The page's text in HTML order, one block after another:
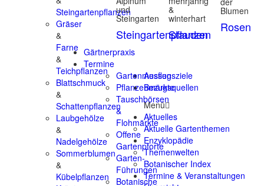
Steingartenpflanzen
Gräser
&
Farne
&
Teichpflanzen
Blattschmuck
&
Schattenpflanzen
Laubgehölze
&
Nadelgehölze
Sommerblumen
&
Kübelpflanzen
und
Steingarten
Steingartenpflanzen
&
winterhart
Stauden
Blumen
Rosen
Gärtnerpraxis
Termine
Gartenmessen
Pflanzenmärkte
Tauschbörsen
&
Flohmärkte
Offene
Gartenpforte
Garten-
Führungen
Botanische
Ausflugsziele
Bezugsquellen
Menü
Aktuelles
Aktuelle Gartenthemen
Enzyklopädie
Themenwelten
Botanischer Index
Termine & Veranstaltungen